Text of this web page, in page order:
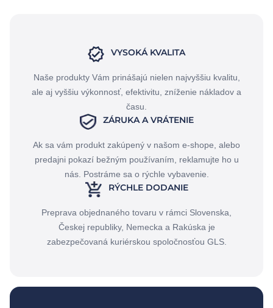
VYSOKÁ KVALITA
Naše produkty Vám prinášajú nielen najvyššiu kvalitu,
ale aj vyššiu výkonnosť, efektivitu, zníženie nákladov a
času.
ZÁRUKA A VRÁTENIE
Ak sa vám produkt zakúpený v našom e-shope, alebo
predajni pokazí bežným používaním, reklamujte ho u
nás. Postráme sa o rýchle vybavenie.
RÝCHLE DODANIE
Preprava objednaného tovaru v rámci Slovenska,
Českej republiky, Nemecka a Rakúska je
zabezpečovaná kuriérskou spoločnosťou GLS.